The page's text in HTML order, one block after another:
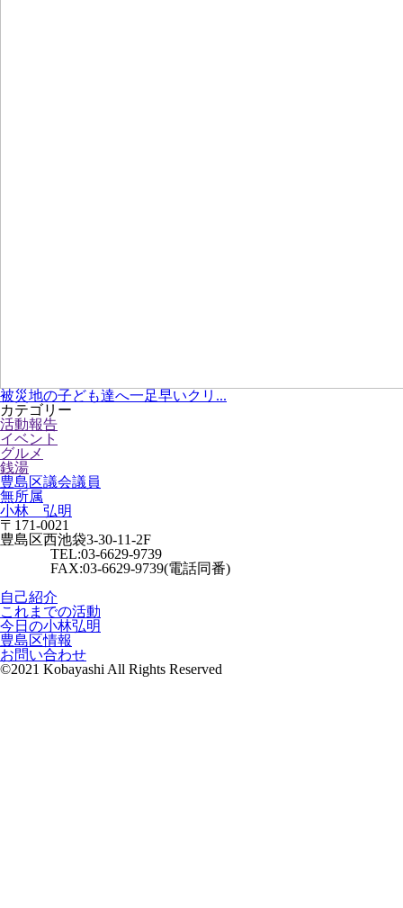
被災地の子ども達へ一足早いクリ...
カテゴリー
活動報告
イベント
グルメ
銭湯
豊島区議会議員
無所属
小林 弘明
〒171-0021
豊島区西池袋3-30-11-2F
TEL:03-6629-9739
FAX:03-6629-9739(電話同番)
自己紹介
これまでの活動
今日の小林弘明
豊島区情報
お問い合わせ
©2021 Kobayashi All Rights Reserved